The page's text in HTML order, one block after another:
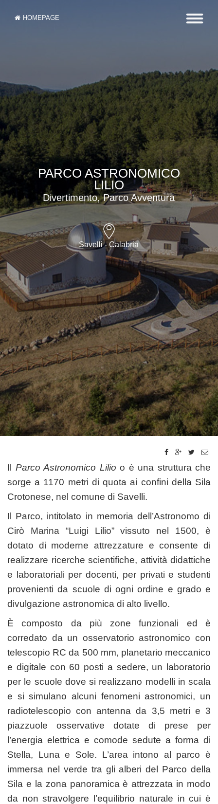
HOMEPAGE
PARCO ASTRONOMICO
LILIO
Divertimento, Parco Avventura
Savelli - Calabria
Il Parco Astronomico Lilio o è una struttura che
sorge a 1170 metri di quota ai confini della Sila
Crotonese, nel comune di Savelli.
Il Parco, intitolato in memoria dell’Astronomo di
Cirò Marina “Luigi Lilio” vissuto nel 1500, è
dotato di moderne attrezzature e consente di
realizzare ricerche scientifiche, attività didattiche
e laboratoriali per docenti, per privati e studenti
provenienti da scuole di ogni ordine e grado e
divulgazione astronomica di alto livello.
È composto da più zone funzionali ed è
corredato da un osservatorio astronomico con
telescopio RC da 500 mm, planetario meccanico
e digitale con 60 posti a sedere, un laboratorio
per le scuole dove si realizzano modelli in scala
e si simulano alcuni fenomeni astronomici, un
radiotelescopio con antenna da 3,5 metri e 3
piazzuole osservative dotate di prese per
l’energia elettrica e comode sedute a forma di
Stella, Luna e Sole. L’area intono al parco è
immersa nel verde tra gli alberi del Parco della
Sila e la zona panoramica è attrezzata in modo
da non stravolgere l’equilibrio naturale in cui è